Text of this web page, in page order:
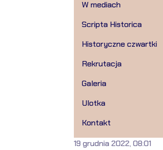
W mediach
Scripta Historica
Historyczne czwartki
Rekrutacja
Galeria
Ulotka
Kontakt
19 grudnia 2022, 08:01